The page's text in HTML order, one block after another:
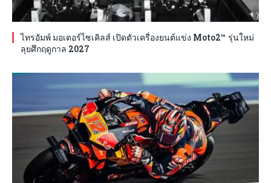
ไทรอัมพ์ มอเตอร์ไซเคิลส์ เปิดตัวเครื่องยนต์แข่ง Moto2™ รุ่นใหม่
ลุยศึกฤดูกาล 2027